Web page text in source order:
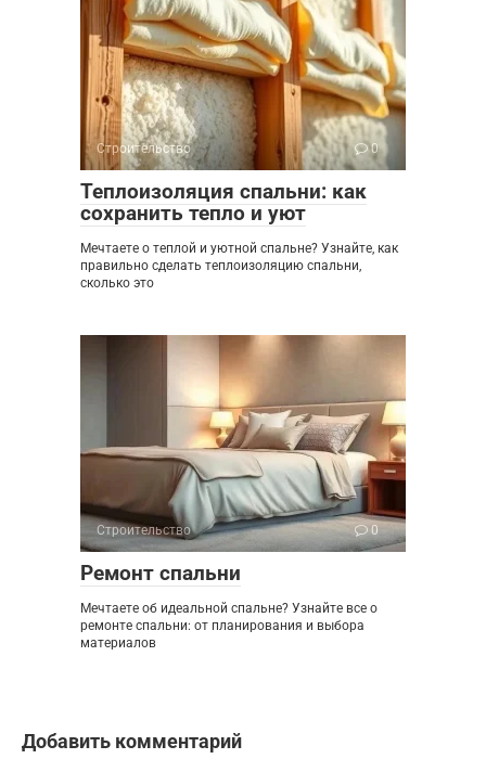
Строительство 0
Теплоизоляция спальни: как
сохранить тепло и уют
Мечтаете о теплой и уютной спальне? Узнайте, как
правильно сделать теплоизоляцию спальни,
сколько это
Строительство 0
Ремонт спальни
Мечтаете об идеальной спальне? Узнайте все о
ремонте спальни: от планирования и выбора
материалов
Добавить комментарий